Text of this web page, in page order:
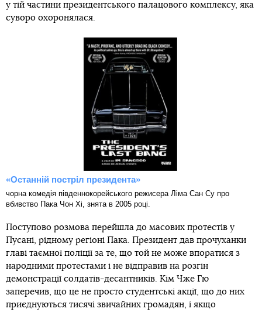
у тій частини президентського палацового комплексу, яка
суворо охоронялася.
«Останній постріл президента»
чорна комедія південнокорейського режисера Ліма Сан Су про
вбивство Пака Чон Хі, знята в 2005 році.
Поступово розмова перейшла до масових протестів у
Пусані, рідному регіоні Пака. Президент дав прочуханки
главі таємної поліції за те, що той не може впоратися з
народними протестами і не відправив на розгін
демонстрації солдатів-десантників. Кім Чже Гю
заперечив, що це не просто студентські акції, що до них
приєднуються тисячі звичайних громадян, і якщо